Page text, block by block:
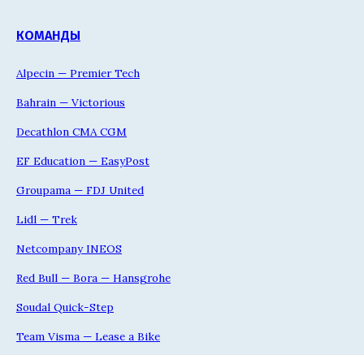
КОМАНДЫ
Alpecin — Premier Tech
Bahrain — Victorious
Decathlon CMA CGM
EF Education — EasyPost
Groupama — FDJ United
Lidl — Trek
Netcompany INEOS
Red Bull — Bora — Hansgrohe
Soudal Quick-Step
Team Visma — Lease a Bike